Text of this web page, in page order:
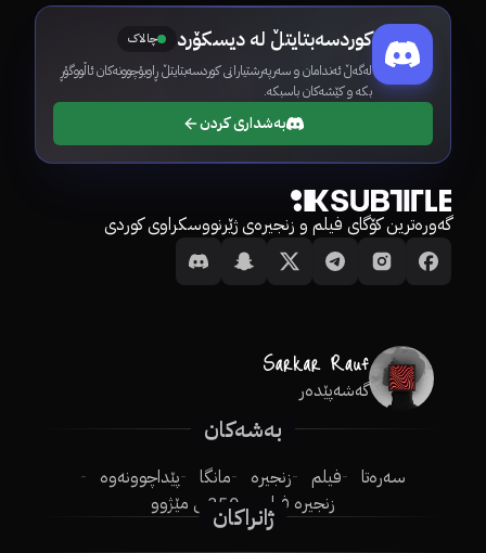
کوردسەبتایتڵ لە دیسکۆرد چالاک
لەگەڵ ئەندامان و سەرپەرشتیارانی کوردسەبتایتڵ ڕاوبۆچوونەکان ئاڵووگۆڕ
بکە و کێشەکان باسبکە.
بەشداری کردن
گەورەترین کۆگای فیلم و زنجیرەی ژێرنووسکراوی کوردی
گەشەپێدەر
بەشەکان
سەرەتا فیلم زنجیرە مانگا
پێداچوونەوە
زنجیرە فیلم
250ـی مێژوو
ژانراکان